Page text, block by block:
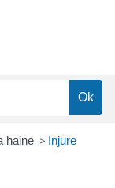
haine > Injure